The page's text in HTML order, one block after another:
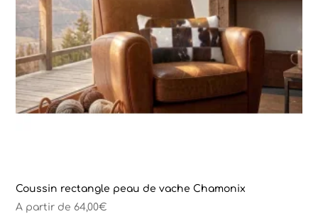
Coussin rectangle peau de vache Chamonix
A partir de 64,00€